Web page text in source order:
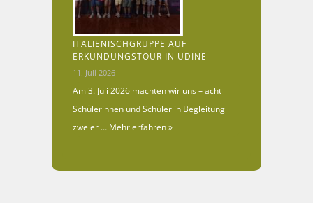
ITALIENISCHGRUPPE AUF
ERKUNDUNGSTOUR IN UDINE
11. Juli 2026
Am 3. Juli 2026 machten wir uns – acht
Schülerinnen und Schüler in Begleitung
zweier … Mehr erfahren »